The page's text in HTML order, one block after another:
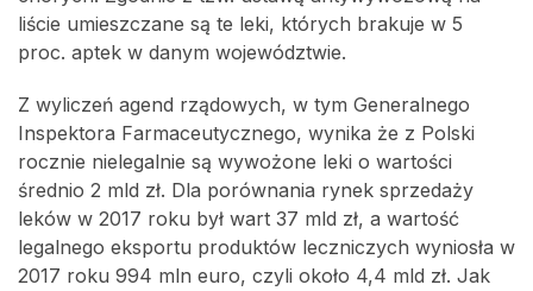
liście umieszczane są te leki, których brakuje w 5
proc. aptek w danym województwie.
Z wyliczeń agend rządowych, w tym Generalnego
Inspektora Farmaceutycznego, wynika że z Polski
rocznie nielegalnie są wywożone leki o wartości
średnio 2 mld zł. Dla porównania rynek sprzedaży
leków w 2017 roku był wart 37 mld zł, a wartość
legalnego eksportu produktów leczniczych wyniosła w
2017 roku 994 mln euro, czyli około 4,4 mld zł. Jak